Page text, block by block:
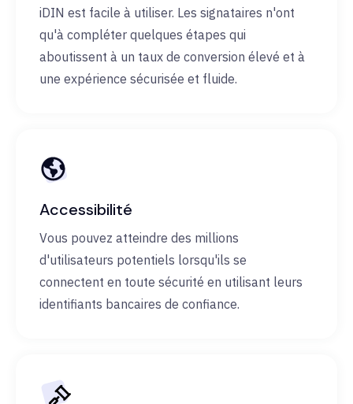
iDIN est facile à utiliser. Les signataires n'ont
qu'à compléter quelques étapes qui
aboutissent à un taux de conversion élevé et à
une expérience sécurisée et fluide.
Accessibilité
Vous pouvez atteindre des millions
d'utilisateurs potentiels lorsqu'ils se
connectent en toute sécurité en utilisant leurs
identifiants bancaires de confiance.